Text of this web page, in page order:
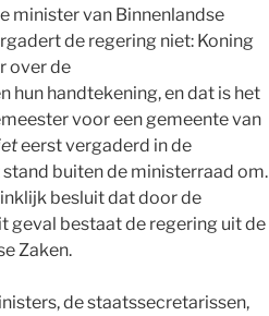
minister van Binnenlandse
de regering niet: Koning
over de
hun handtekening, en dat is het
voor een gemeente van
eerst vergaderd in de
buiten de ministerraad om.
besluit dat door de
geval bestaat de regering uit de
Zaken.
de staatssecretarissen,